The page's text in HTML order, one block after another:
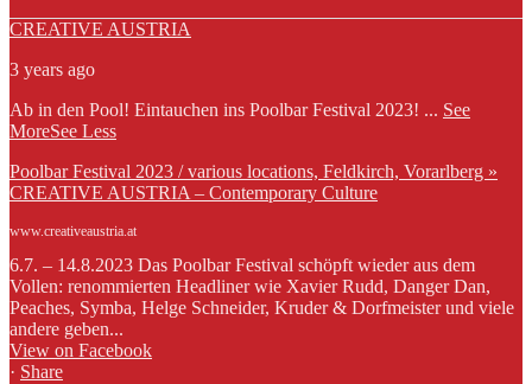
CREATIVE AUSTRIA
3 years ago
Ab in den Pool! Eintauchen ins Poolbar Festival 2023! ... See
MoreSee Less
Poolbar Festival 2023 / various locations, Feldkirch, Vorarlberg »
CREATIVE AUSTRIA – Contemporary Culture
www.creativeaustria.at
6.7. – 14.8.2023 Das Poolbar Festival schöpft wieder aus dem
Vollen: renommierten Headliner wie Xavier Rudd, Danger Dan,
Peaches, Symba, Helge Schneider, Kruder & Dorfmeister und viele
andere geben...
View on Facebook
· Share